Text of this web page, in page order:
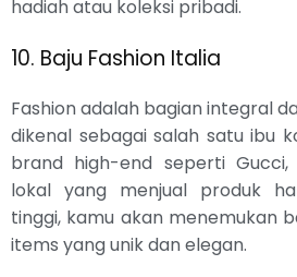
hadiah atau koleksi pribadi.
10. Baju Fashion Italia
Fashion adalah bagian integral
dikenal sebagai salah satu ibu
brand high-end seperti
lokal yang menjual produk
tinggi, kamu akan menemukan
items yang unik dan elegan.